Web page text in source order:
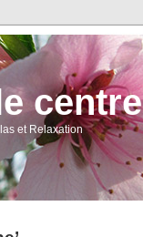
centre
et Relaxation